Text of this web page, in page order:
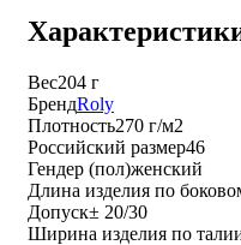
Вес204 г
БрендRoly
Плотность270 г/м2
Российский размер46
Гендер (пол)женский
Длина изделия по
Допуск± 20/30
Ширина изделия по